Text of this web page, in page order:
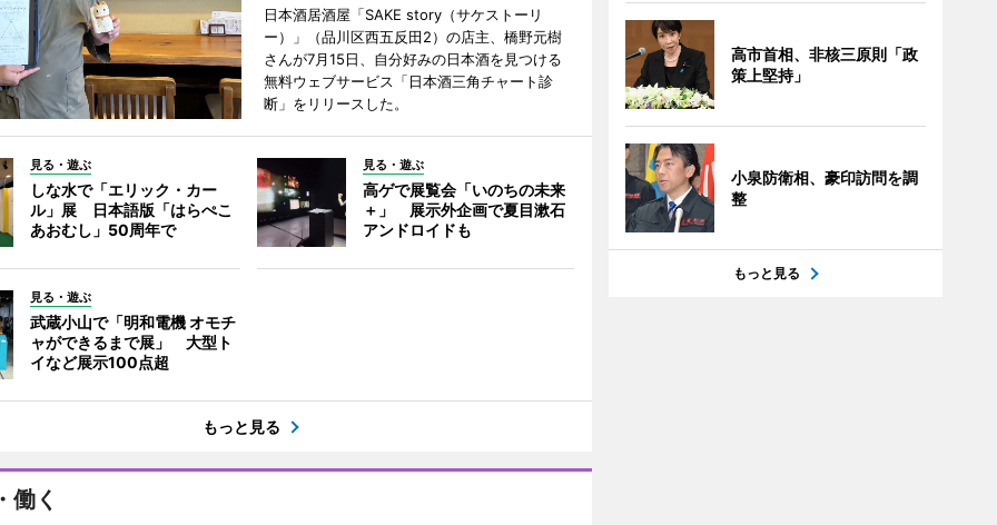
日本酒居酒屋「SAKE story（サケストーリ
ー）」（品川区西五反田2）の店主、橋野元樹
さんが7月15日、自分好みの日本酒を見つける
無料ウェブサービス「日本酒三角チャート診
断」をリリースした。
見る・遊ぶ
しな水で「エリック・カー
ル」展 日本語版「はらぺこ
あおむし」50周年で
見る・遊ぶ
高ゲで展覧会「いのちの未来
＋」 展示外企画で夏目漱石
アンドロイドも
見る・遊ぶ
武蔵小山で「明和電機 オモチ
ャができるまで展」 大型ト
イなど展示100点超
もっと見る
働く
高市首相、非核三原則「政
策上堅持」
小泉防衛相、豪印訪問を調
整
もっと見る